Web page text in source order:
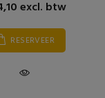
excl. btw
RESERVEER